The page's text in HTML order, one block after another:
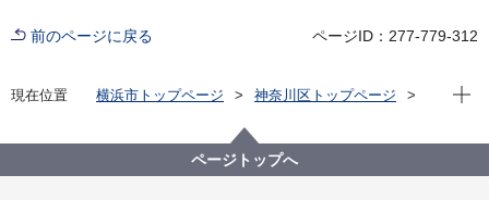
前のページに戻る ページID：277-779-312
現在位置 横浜市トップページ
神奈川区トップページ
区長瓦版（令和６年度）
日本語学習支援「たんぽぽプロジェクト」の皆さんを
訪問させていただきました
現在
ページトップへ